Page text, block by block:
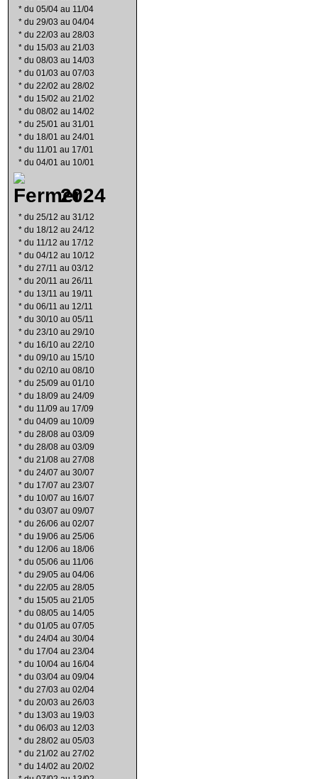
* du 05/04 au 11/04
* du 29/03 au 04/04
* du 22/03 au 28/03
* du 15/03 au 21/03
* du 08/03 au 14/03
* du 01/03 au 07/03
* du 22/02 au 28/02
* du 15/02 au 21/02
* du 08/02 au 14/02
* du 25/01 au 31/01
* du 18/01 au 24/01
* du 11/01 au 17/01
* du 04/01 au 10/01
2024
* du 25/12 au 31/12
* du 18/12 au 24/12
* du 11/12 au 17/12
* du 04/12 au 10/12
* du 27/11 au 03/12
* du 20/11 au 26/11
* du 13/11 au 19/11
* du 06/11 au 12/11
* du 30/10 au 05/11
* du 23/10 au 29/10
* du 16/10 au 22/10
* du 09/10 au 15/10
* du 02/10 au 08/10
* du 25/09 au 01/10
* du 18/09 au 24/09
* du 11/09 au 17/09
* du 04/09 au 10/09
* du 28/08 au 03/09
* du 28/08 au 03/09
* du 21/08 au 27/08
* du 24/07 au 30/07
* du 17/07 au 23/07
* du 10/07 au 16/07
* du 03/07 au 09/07
* du 26/06 au 02/07
* du 19/06 au 25/06
* du 12/06 au 18/06
* du 05/06 au 11/06
* du 29/05 au 04/06
* du 22/05 au 28/05
* du 15/05 au 21/05
* du 08/05 au 14/05
* du 01/05 au 07/05
* du 24/04 au 30/04
* du 17/04 au 23/04
* du 10/04 au 16/04
* du 03/04 au 09/04
* du 27/03 au 02/04
* du 20/03 au 26/03
* du 13/03 au 19/03
* du 06/03 au 12/03
* du 28/02 au 05/03
* du 21/02 au 27/02
* du 14/02 au 20/02